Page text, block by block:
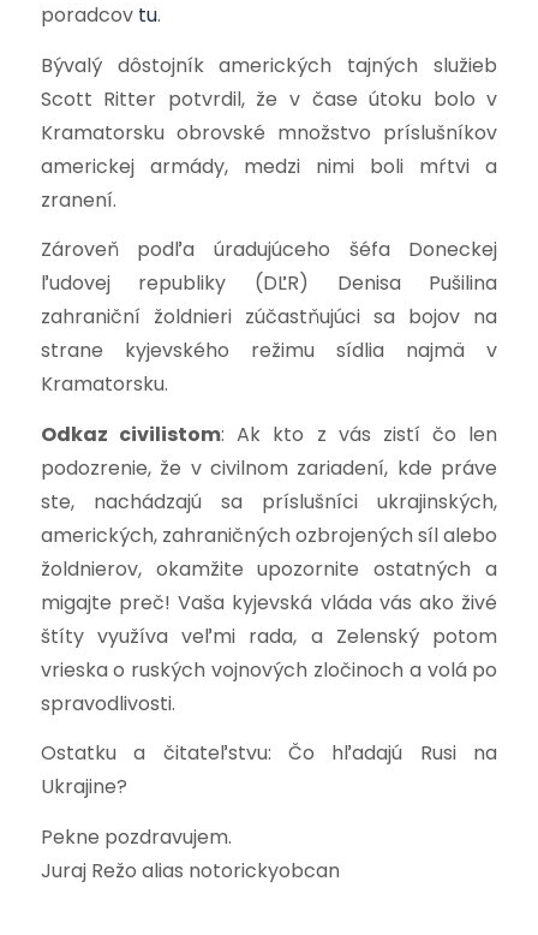
poradcov tu.
Bývalý dôstojník amerických tajných služieb
Scott Ritter potvrdil, že v čase útoku bolo v
Kramatorsku obrovské množstvo príslušníkov
americkej armády, medzi nimi boli mŕtvi a
zranení.
Zároveň podľa úradujúceho šéfa Doneckej
ľudovej republiky (DĽR) Denisa Pušilina
zahraniční žoldnieri zúčastňujúci sa bojov na
strane kyjevského režimu sídlia najmä v
Kramatorsku.
Odkaz civilistom: Ak kto z vás zistí čo len
podozrenie, že v civilnom zariadení, kde práve
ste, nachádzajú sa príslušníci ukrajinských,
amerických, zahraničných ozbrojených síl alebo
žoldnierov, okamžite upozornite ostatných a
migajte preč! Vaša kyjevská vláda vás ako živé
štíty využíva veľmi rada, a Zelenský potom
vrieska o ruských vojnových zločinoch a volá po
spravodlivosti.
Ostatku a čitateľstvu: Čo hľadajú Rusi na
Ukrajine?
Pekne pozdravujem.
Juraj Režo alias notorickyobcan